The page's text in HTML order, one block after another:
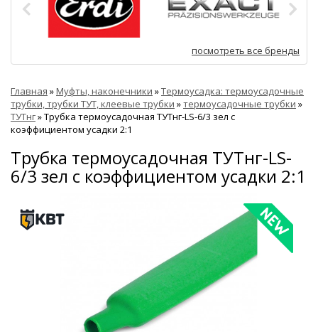
посмотреть все бренды
Главная »Муфты, наконечники »Термоусадка: термоусадочные
трубки, трубки ТУТ, клеевые трубки »термоусадочные трубки »
ТУТнг»Трубка термоусадочная ТУТнг-LS-6/3 зел с
коэффициентом усадки 2:1
Трубка термоусадочная ТУТнг-LS-
6/3 зел с коэффициентом усадки 2:1